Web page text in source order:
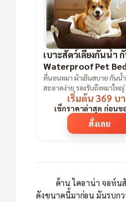
เบาะสัตว์เลี้ยงกันน้ำ
Waterproof Pet
ที่นอนหมา ผ้าเย็นสบาย กันน้
สะอาดง่าย รองรับถึงหมาใหญ่
เริ่มต้น 369 บ
เช็กราคาล่าสุด ก่อนข
สั่งเลย
ด้าน ไดอาน่า จอห์นสัน
ดังขนาดนี้มาก่อน มันรบก